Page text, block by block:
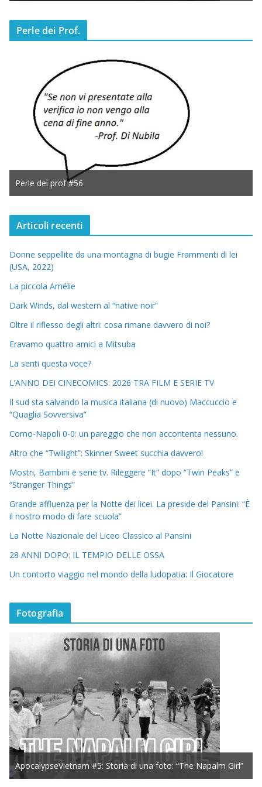
Perle dei Prof.
Perle dei prof #56
Articoli recenti
Donne seppellite da una montagna di bugie Frammenti di lei
(USA, 2022)
La piccola Amélie
Dark Winds, dal western al “native noir”
Oltre il riflesso degli altri: cosa rimane davvero di noi?
Eravamo quattro amici a Mitsuba
La senti questa voce?
L’ANNO DEI CINECOMICS: 2026 TRA FILM E SERIE TV
Il sud sta salvando la musica italiana (di nuovo) Maccuccio e
“Quaglia Sovversiva”
Como-Napoli 0-0: un pareggio che non accontenta nessuno.
Altro che “Twilight”: Skinner Sweet succhia davvero!
Mostri, Bambini e serie tv. Rileggere “It” dopo “Twin Peaks” e
“Stranger Things”
Grande affluenza per la Notte dei licei. La preside del Pansini: “È
il nostro modo di fare scuola”
La Notte Nazionale del Liceo Classico al Pansini
28 ANNI DOPO: IL TEMPIO DELLE OSSA
Un contorto viaggio nel mondo della ludopatia: Il Giocatore
Fotografia
ApocalypseVietnam #5: Storia di una foto: “The Napalm Girl”